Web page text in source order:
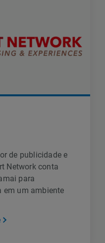
de publicidade e
Network conta
para
em um ambiente